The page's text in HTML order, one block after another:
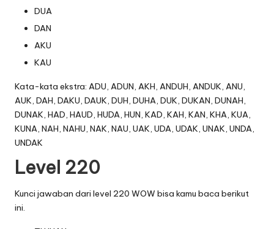
DUA
DAN
AKU
KAU
Kata-kata ekstra: ADU, ADUN, AKH, ANDUH, ANDUK, ANU,
AUK, DAH, DAKU, DAUK, DUH, DUHA, DUK, DUKAN, DUNAH,
DUNAK, HAD, HAUD, HUDA, HUN, KAD, KAH, KAN, KHA, KUA,
KUNA, NAH, NAHU, NAK, NAU, UAK, UDA, UDAK, UNAK, UNDA,
UNDAK
Level 220
Kunci jawaban dari level 220 WOW bisa kamu baca berikut
ini.